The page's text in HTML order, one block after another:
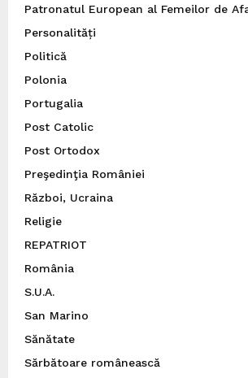
Patronatul European al Femeilor de
Personalități
Politică
Polonia
Portugalia
Post Catolic
Post Ortodox
Preşedinţia României
Război, Ucraina
Religie
REPATRIOT
România
S.U.A.
San Marino
Sănătate
Sărbătoare românească